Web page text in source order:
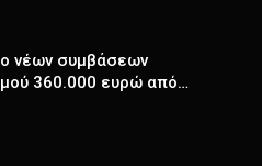
νέων συμβάσεων
360.000 ευρώ από…